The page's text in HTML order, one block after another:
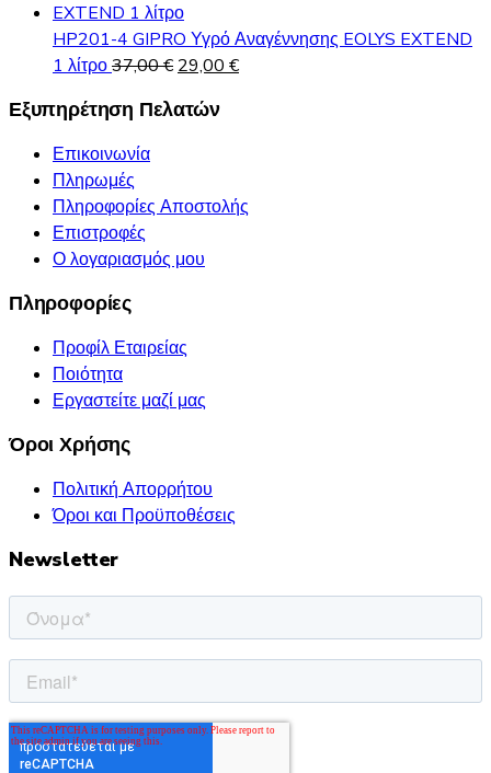
9,80 €.είναι:
HP201-4 GIPRO Υγρό Αναγέννησης EOLYS EXTEND
1 λίτρο37,00€ Original
was:
29,00 €Η
Εξυπηρέτηση Πελατών
Επικοινωνία
Πληρωμές
Πληροφορίες Αποστολής
Επιστροφές
Ο λογαριασμός μου
Πληροφορίες
Προφίλ Εταιρείας
Ποιότητα
Εργαστείτε μαζί μας
Όροι Χρήσης
Πολιτική Απορρήτου
Όροι και Προϋποθέσεις
Newsletter